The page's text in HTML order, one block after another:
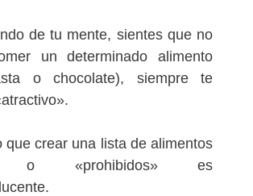
de tu mente, sientes que no
un determinado alimento
o chocolate), siempre te
que crear una lista de alimentos
o «prohibidos» es